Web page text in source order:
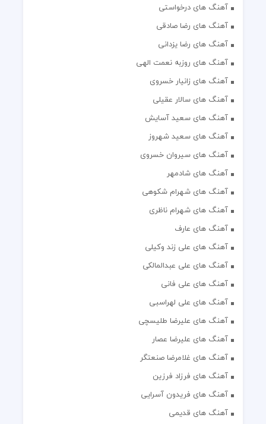
آهنگ های درخواستی
آهنگ های رضا صادقی
آهنگ های رضا یزدانی
آهنگ های روزبه نعمت الهی
آهنگ های زانیار خسروی
آهنگ های سالار عقیلی
آهنگ های سعید آسایش
آهنگ های سعید شهروز
آهنگ های سیروان خسروی
آهنگ های شادمهر
آهنگ های شهرام شکوهی
آهنگ های شهرام ناظری
آهنگ های عارف
آهنگ های علی زند وکیلی
آهنگ های علی عبدالمالکی
آهنگ های علی فانی
آهنگ های علی لهراسبی
آهنگ های علیرضا طلیسچی
آهنگ های علیرضا عصار
آهنگ های غلامرضا صنعتگر
آهنگ های فرزاد فرزین
آهنگ های فریدون آسرایی
آهنگ های قدیمی